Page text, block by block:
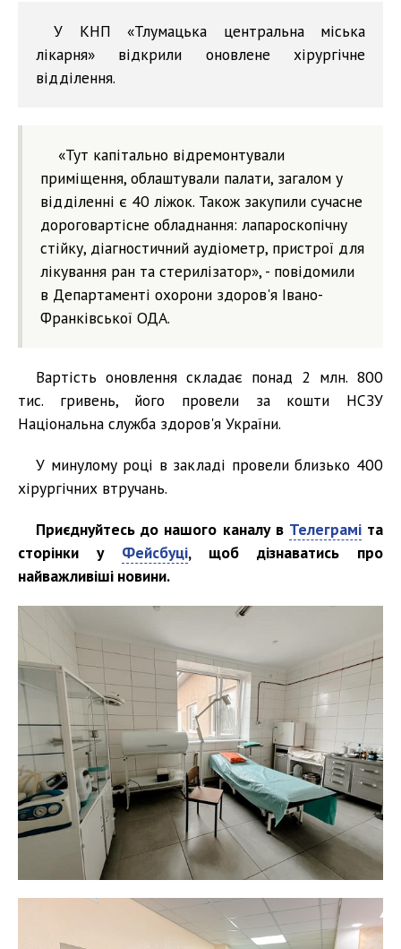
У КНП «Тлумацька центральна міська
лікарня» відкрили оновлене хірургічне
відділення.
«Тут капітально відремонтували
приміщення, облаштували палати, загалом у
відділенні є 40 ліжок. Також закупили сучасне
дороговартісне обладнання: лапароскопічну
стійку, діагностичний аудіометр, пристрої для
лікування ран та стерилізатор», - повідомили
в Департаменті охорони здоров'я Івано-
Франківської ОДА.
Вартість оновлення складає понад 2 млн. 800
тис. гривень, його провели за кошти НСЗУ
Національна служба здоров'я України.
У минулому році в закладі провели близько 400
хірургічних втручань.
Приєднуйтесь до нашого каналу в Телеграміта
сторінки у Фейсбуці, щоб дізнаватись про
найважливіші новини.